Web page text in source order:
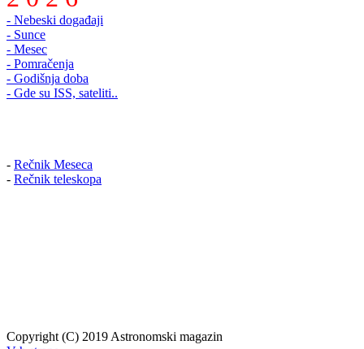
- Nebeski događaji
- Sunce
- Mesec
- Pomračenja
- Godišnja doba
- Gde su ISS, sateliti..
- Rečnik Meseca
- Rečnik teleskopa
Copyright (C) 2019 Astronomski magazin